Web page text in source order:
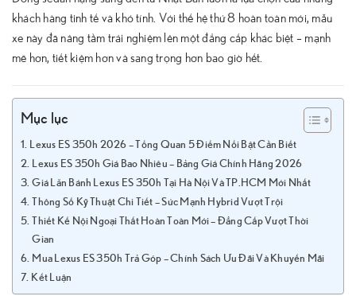
khách hàng tinh tế và khó tính. Với thế hệ thứ 8 hoàn toàn mới, mẫu
xe này đã nâng tầm trải nghiệm lên một đẳng cấp khác biệt – mạnh
mẽ hơn, tiết kiệm hơn và sang trọng hơn bao giờ hết.
Mục lục
Lexus ES 350h 2026 – Tổng Quan 5 Điểm Nổi Bật Cần Biết
Lexus ES 350h Giá Bao Nhiêu – Bảng Giá Chính Hãng 2026
Giá Lăn Bánh Lexus ES 350h Tại Hà Nội Và TP.HCM Mới Nhất
Thông Số Kỹ Thuật Chi Tiết – Sức Mạnh Hybrid Vượt Trội
Thiết Kế Nội Ngoại Thất Hoàn Toàn Mới – Đẳng Cấp Vượt Thời
Gian
Mua Lexus ES 350h Trả Góp – Chính Sách Ưu Đãi Và Khuyến Mãi
Kết Luận